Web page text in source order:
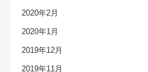
2020年2月
2020年1月
2019年12月
2019年11月